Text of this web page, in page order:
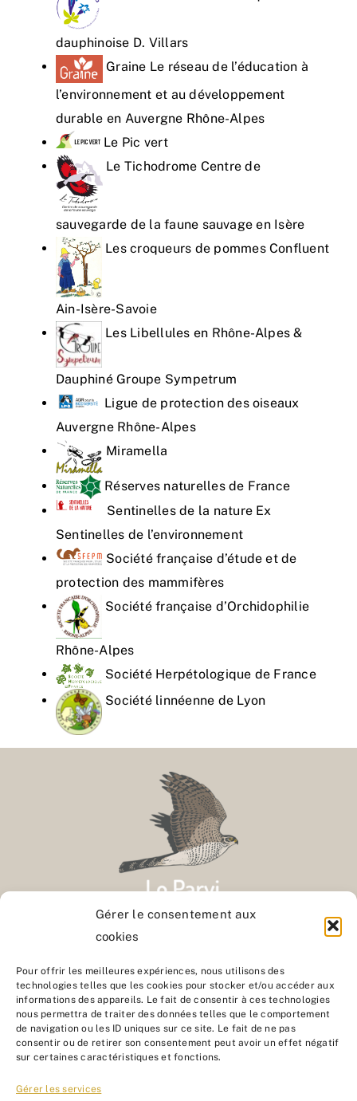
Gérer le consentement aux
cookies
Pour offrir les meilleures expériences, nous utilisons des
technologies telles que les cookies pour stocker et/ou accéder aux
informations des appareils. Le fait de consentir à ces technologies
nous permettra de traiter des données telles que le comportement
de navigation ou les ID uniques sur ce site. Le fait de ne pas
consentir ou de retirer son consentement peut avoir un effet négatif
sur certaines caractéristiques et fonctions.
Gérer les services
dauphinoise D. Villars
Graine Le réseau de l’éducation à
l’environnement et au développement
durable en Auvergne Rhône-Alpes
Le Pic vert
Le Tichodrome Centre de
sauvegarde de la faune sauvage en Isère
Les croqueurs de pommes Confluent
Ain-Isère-Savoie
Les Libellules en Rhône-Alpes &
Dauphiné Groupe Sympetrum
Ligue de protection des oiseaux
Auvergne Rhône-Alpes
Miramella
Réserves naturelles de France
Sentinelles de la nature Ex
Sentinelles de l’environnement
Société française d’étude et de
protection des mammifères
Société française d’Orchidophilie
Rhône-Alpes
Société Herpétologique de France
Société linnéenne de Lyon
Nous rejoindre
© Lo Parvi 2026 | Site web développé par